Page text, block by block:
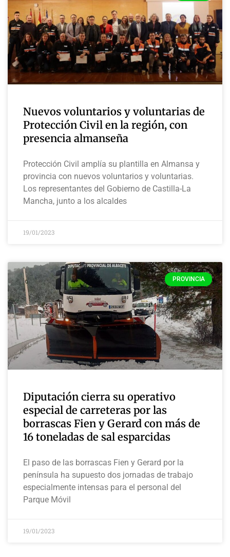
Nuevos voluntarios y voluntarias de
Protección Civil en la región, con
presencia almanseña
Protección Civil amplía su plantilla en Almansa y
provincia con nuevos voluntarios y voluntarias.
Los representantes del Gobierno de Castilla-La
Mancha, junto a los alcaldes
19/01/2023
PROVINCIA
Diputación cierra su operativo
especial de carreteras por las
borrascas Fien y Gerard con más de
16 toneladas de sal esparcidas
El paso de las borrascas Fien y Gerard por la
península ha supuesto dos jornadas de trabajo
especialmente intensas para el personal del
Parque Móvil
19/01/2023